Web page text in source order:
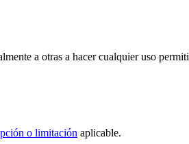
a otras a hacer cualquier uso
o limitación aplicable.